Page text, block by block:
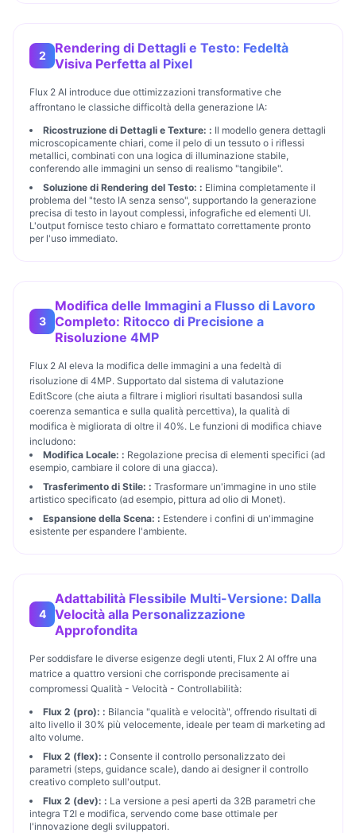
2
Rendering di Dettagli e Testo: Fedeltà
Visiva Perfetta al Pixel
Flux 2 AI introduce due ottimizzazioni transformative che
affrontano le classiche difficoltà della generazione IA:
Ricostruzione di Dettagli e Texture: : Il modello genera dettagli
microscopicamente chiari, come il pelo di un tessuto o i riflessi
metallici, combinati con una logica di illuminazione stabile,
conferendo alle immagini un senso di realismo "tangibile".
Soluzione di Rendering del Testo: : Elimina completamente il
problema del "testo IA senza senso", supportando la generazione
precisa di testo in layout complessi, infografiche ed elementi UI.
L'output fornisce testo chiaro e formattato correttamente pronto
per l'uso immediato.
3
Modifica delle Immagini a Flusso di Lavoro
Completo: Ritocco di Precisione a
Risoluzione 4MP
Flux 2 AI eleva la modifica delle immagini a una fedeltà di
risoluzione di 4MP. Supportato dal sistema di valutazione
EditScore (che aiuta a filtrare i migliori risultati basandosi sulla
coerenza semantica e sulla qualità percettiva), la qualità di
modifica è migliorata di oltre il 40%. Le funzioni di modifica chiave
includono:
Modifica Locale: : Regolazione precisa di elementi specifici (ad
esempio, cambiare il colore di una giacca).
Trasferimento di Stile: : Trasformare un'immagine in uno stile
artistico specificato (ad esempio, pittura ad olio di Monet).
Espansione della Scena: : Estendere i confini di un'immagine
esistente per espandere l'ambiente.
4
Adattabilità Flessibile Multi-Versione: Dalla
Velocità alla Personalizzazione
Approfondita
Per soddisfare le diverse esigenze degli utenti, Flux 2 AI offre una
matrice a quattro versioni che corrisponde precisamente ai
compromessi Qualità - Velocità - Controllabilità:
Flux 2 (pro): : Bilancia "qualità e velocità", offrendo risultati di
alto livello il 30% più velocemente, ideale per team di marketing ad
alto volume.
Flux 2 (flex): : Consente il controllo personalizzato dei
parametri (steps, guidance scale), dando ai designer il controllo
creativo completo sull'output.
Flux 2 (dev): : La versione a pesi aperti da 32B parametri che
integra T2I e modifica, servendo come base ottimale per
l'innovazione degli sviluppatori.